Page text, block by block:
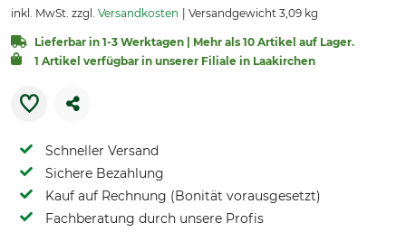
inkl. MwSt. zzgl. Versandkosten Versandgewicht 3,09 kg
Lieferbar in 1-3 Werktagen | Mehr als 10 Artikel auf Lager.
1 Artikel verfügbar in unserer Filiale in Laakirchen
Schneller Versand
Sichere Bezahlung
Kauf auf Rechnung (Bonität vorausgesetzt)
Fachberatung durch unsere Profis